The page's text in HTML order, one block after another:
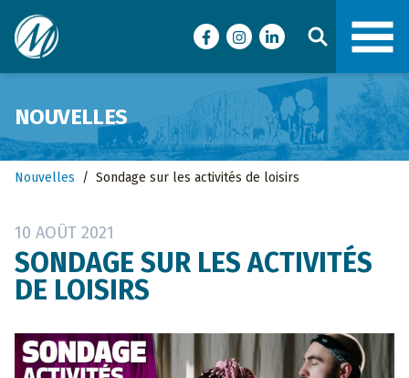
Ville de Malartic
FacebookInstagramLinkedIn
NOUVELLES
Nouvelles / Sondage sur les activités de loisirs
10 AOÛT 2021
SONDAGE SUR LES ACTIVITÉS
DE LOISIRS